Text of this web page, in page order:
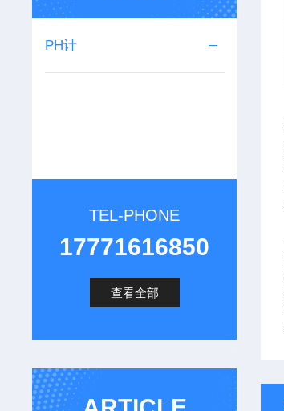
PH计
TEL-PHONE
17771616850
查看全部